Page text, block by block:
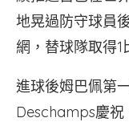
地晃過防守球員
網，替球隊取得1
進球後姆巴佩第
Deschamps慶祝